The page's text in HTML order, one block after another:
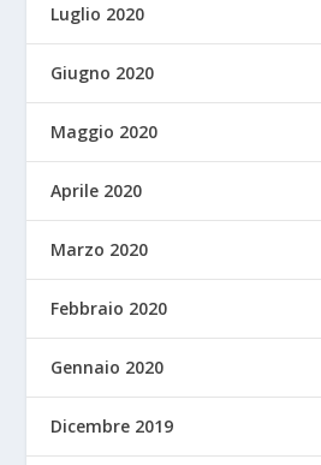
Luglio 2020
Giugno 2020
Maggio 2020
Aprile 2020
Marzo 2020
Febbraio 2020
Gennaio 2020
Dicembre 2019